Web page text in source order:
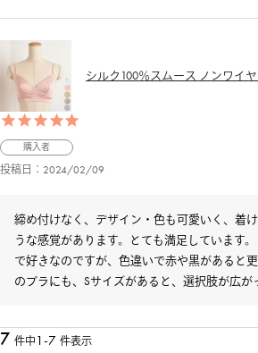
シルク100％スムース ノンワイ
購入者
投稿日 2024/02/09
締め付けなく、デザイン・色も可愛いく、着
うな感覚があります。とても満足しています
で好きなのですが、色違いで赤や黒があると
のブラにも、Sサイズがあると、選択肢が広が
7 件中 1-7 件表示